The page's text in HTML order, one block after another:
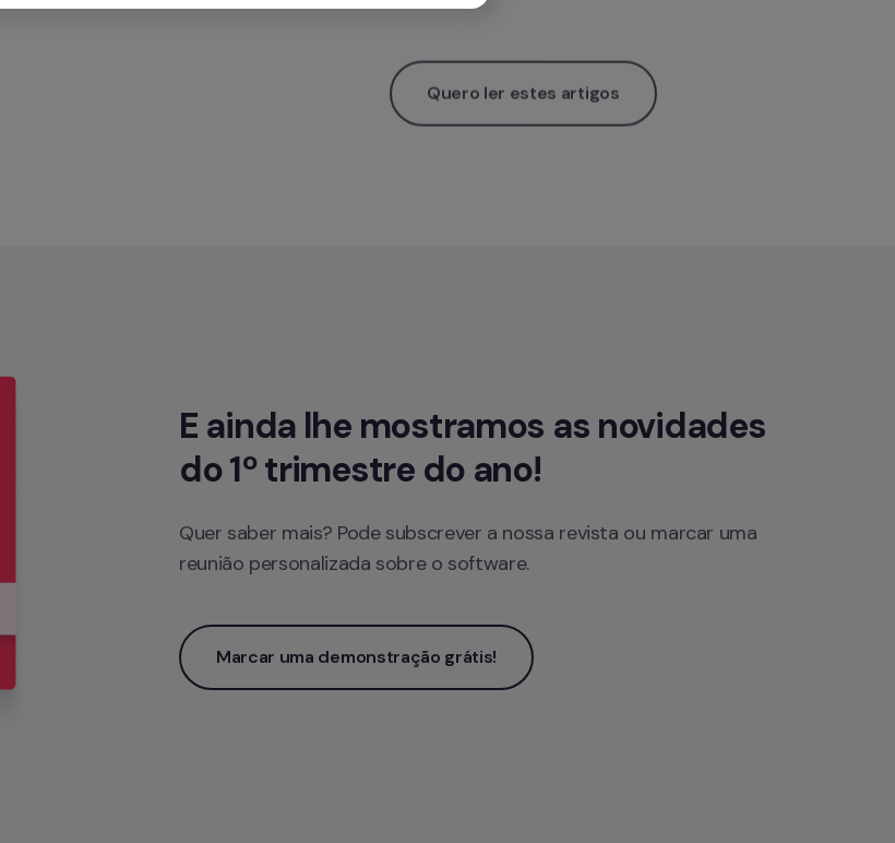
Quero ler estes artigos
E ainda lhe mostramos as novidades
do 1º trimestre do ano!
Quer saber mais? Pode subscrever a nossa revista ou marcar uma
reunião personalizada sobre o software.
Marcar uma demonstração grátis!